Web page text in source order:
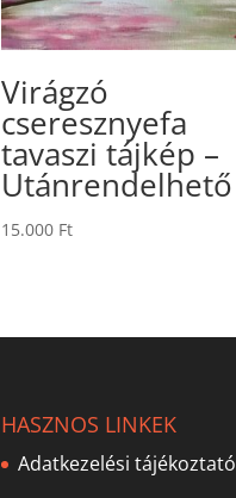
Virágzó
cseresznyefa
tavaszi tájkép –
Utánrendelhető
15.000 Ft
HASZNOS LINKEK
Adatkezelési tájékoztató